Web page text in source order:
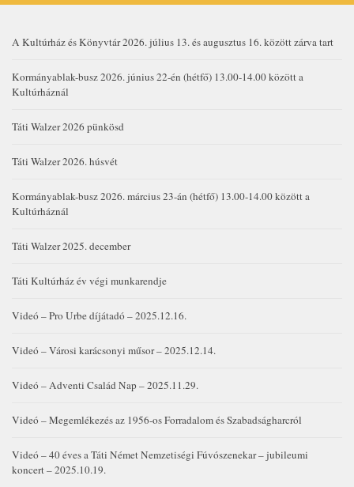
A Kultúrház és Könyvtár 2026. július 13. és augusztus 16. között zárva tart
Kormányablak-busz 2026. június 22-én (hétfő) 13.00-14.00 között a
Kultúrháznál
Táti Walzer 2026 pünkösd
Táti Walzer 2026. húsvét
Kormányablak-busz 2026. március 23-án (hétfő) 13.00-14.00 között a
Kultúrháznál
Táti Walzer 2025. december
Táti Kultúrház év végi munkarendje
Videó – Pro Urbe díjátadó – 2025.12.16.
Videó – Városi karácsonyi műsor – 2025.12.14.
Videó – Adventi Család Nap – 2025.11.29.
Videó – Megemlékezés az 1956-os Forradalom és Szabadságharcról
Videó – 40 éves a Táti Német Nemzetiségi Fúvószenekar – jubileumi
koncert – 2025.10.19.